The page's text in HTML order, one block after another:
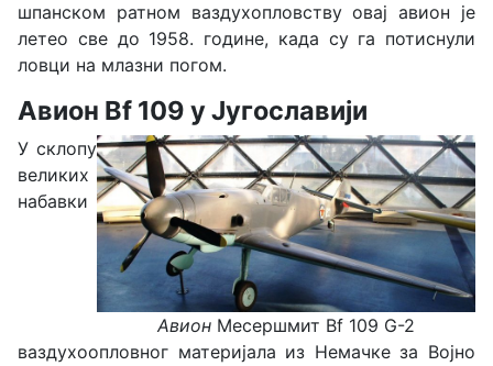
шпанском ратном ваздухопловству овај авион је
летео све до 1958. године, када су га потиснули
ловци на млазни погом.
Авион Bf 109 у Југославији
Авион Месершмит Bf 109 G-2
У склопу
великих
набавки
ваздухоопловног материјала из Немачке за Војно